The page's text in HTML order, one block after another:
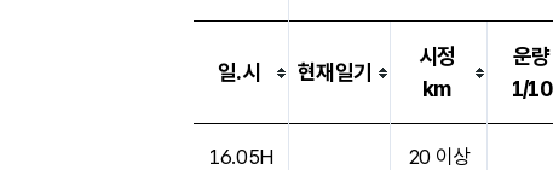
일.시 현재일기
시정
km
운량
1/10
16.05H 20 이상